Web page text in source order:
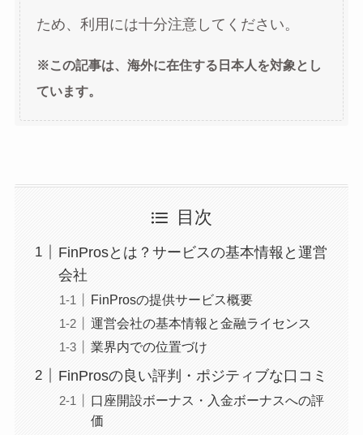
ため、利用には十分注意してください。
※この記事は、海外に在住する日本人を対象とし
ています。
目次
FinProsとは？サービスの基本情報と運営
会社
FinProsの提供サービス概要
運営会社の基本情報と金融ライセンス
業界内での位置づけ
FinProsの良い評判・ポジティブな口コミ
口座開設ボーナス・入金ボーナスへの評
価